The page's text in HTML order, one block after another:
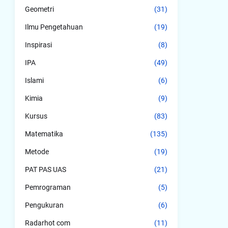
Geometri (31)
Ilmu Pengetahuan (19)
Inspirasi (8)
IPA (49)
Islami (6)
Kimia (9)
Kursus (83)
Matematika (135)
Metode (19)
PAT PAS UAS (21)
Pemrograman (5)
Pengukuran (6)
Radarhot com (11)